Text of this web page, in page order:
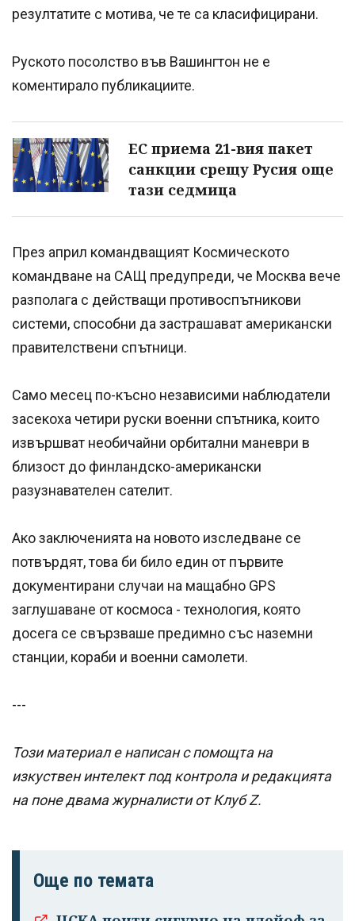
резултатите с мотива, че те са класифицирани.
Руското посолство във Вашингтон не е
коментирало публикациите.
ЕС приема 21-вия пакет
санкции срещу Русия още
тази седмица
През април командващият Космическото
командване на САЩ предупреди, че Москва вече
разполага с действащи противоспътникови
системи, способни да застрашават американски
правителствени спътници.
Само месец по-късно независими наблюдатели
засекоха четири руски военни спътника, които
извършват необичайни орбитални маневри в
близост до финландско-американски
разузнавателен сателит.
Ако заключенията на новото изследване се
потвърдят, това би било един от първите
документирани случаи на мащабно GPS
заглушаване от космоса - технология, която
досега се свързваше предимно със наземни
станции, кораби и военни самолети.
---
Този материал е написан с помощта на
изкуствен интелект под контрола и редакцията
на поне двама журналисти от Клуб Z.
Още по темата